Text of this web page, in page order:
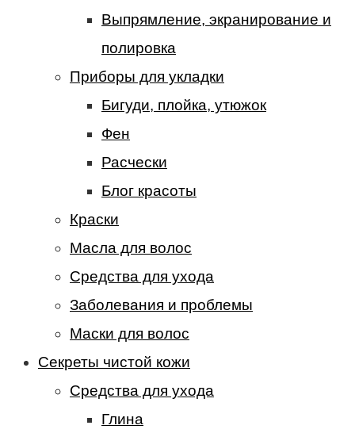
Выпрямление, экранирование и
полировка
Приборы для укладки
Бигуди, плойка, утюжок
Фен
Расчески
Блог красоты
Краски
Масла для волос
Средства для ухода
Заболевания и проблемы
Маски для волос
Секреты чистой кожи
Средства для ухода
Глина